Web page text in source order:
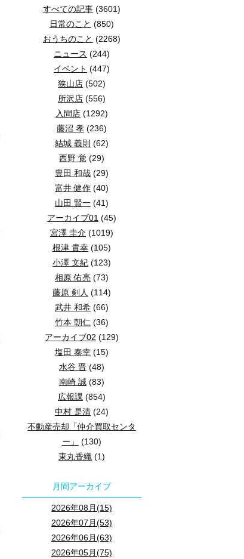
すべての記事 (3601)
日常のこと (850)
おうちのこと (2268)
ニュース (244)
イベント (447)
狭山店 (502)
所沢店 (556)
入間店 (1292)
藤沼 孝 (236)
結城 義則 (62)
西野 覚 (29)
豊田 和哉 (29)
富井 健作 (40)
山田 賢一 (41)
アーカイブ01 (45)
宮澤 圭介 (1019)
根津 貴幸 (105)
小澤 文紀 (123)
相原 佑亮 (73)
藤原 剣人 (114)
武井 和希 (66)
竹本 朝仁 (36)
アーカイブ02 (129)
塩田 泰幸 (15)
水谷 晋 (48)
南崎 誠 (83)
広報課 (854)
中村 是清 (24)
不動産売却「仲介買取センタ
ー」
(130)
東丸香織 (1)
月間アーカイブ
2026年08月(15)
2026年07月(53)
2026年06月(63)
2026年05月(75)